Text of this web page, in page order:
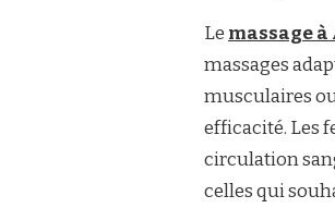
Le massage à
massages
musculaires
efficacité. Les
circulation
celles qui